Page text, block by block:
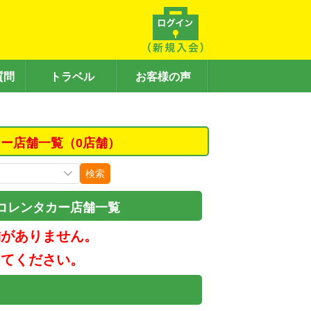
問 トラベル お客様の声
店舗一覧（0店舗）
検索
レンタカー店舗一覧
ありません。
ください。